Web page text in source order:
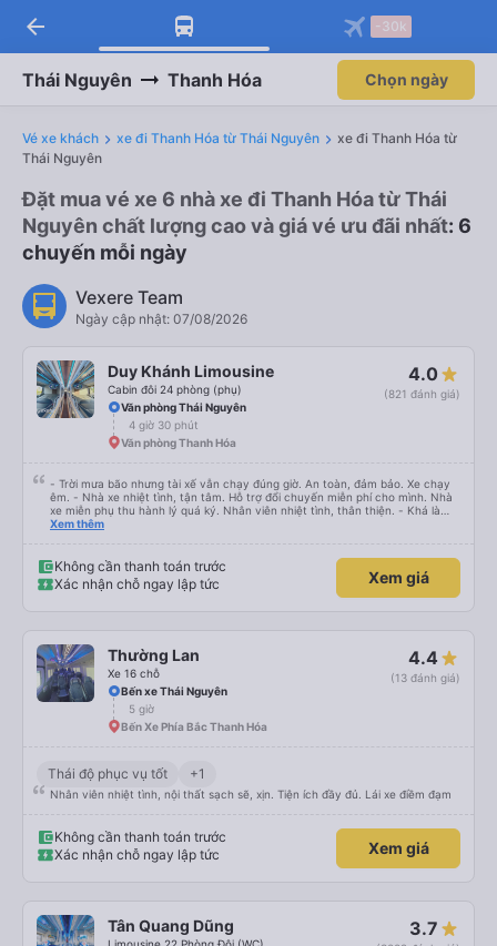
arrow_back -30k
Thái Nguyên Thanh Hóa Chọn ngày
Vé xe khách xe đi Thanh Hóa từ Thái Nguyên
xe đi Thanh Hóa từ
Thái Nguyên
Đặt mua vé xe 6 nhà xe đi Thanh Hóa từ Thái
Nguyên chất lượng cao và giá vé ưu đãi nhất: 6
chuyến mỗi ngày
Vexere Team
Ngày cập nhật: 07/08/2026
Duy Khánh Limousine
Cabin đôi 24 phòng (phụ)
4.0
(821 đánh giá)
Văn phòng Thái Nguyên
4 giờ 30 phút
Văn phòng Thanh Hóa
- Trời mưa bão nhưng tài xế vẫn chạy đúng giờ. An toàn, đảm bảo. Xe chạy
êm. - Nhà xe nhiệt tình, tận tâm. Hỗ trợ đổi chuyến miễn phí cho mình. Nhà
xe miễn phụ thu hành lý quá ký. Nhân viên nhiệt tình, thân thiện. - Khá là
thích tài xế. Lái xe an toàn. Chu đáo, thân thiện, nhiệt tình. - Xe ngồi thoải
Xem thêm
Không cần thanh toán trước
Xác nhận chỗ ngay lập tức
Xem giá
Thường Lan
Xe 16 chỗ
4.4
(13 đánh giá)
Bến xe Thái Nguyên
5 giờ
Bến Xe Phía Bắc Thanh Hóa
Thái độ phục vụ tốt +1
Nhân viên nhiệt tình, nội thất sạch sẽ, xịn. Tiện ích đầy đủ. Lái xe điềm đạm
Không cần thanh toán trước
Xác nhận chỗ ngay lập tức
Xem giá
Tân Quang Dũng 3.7